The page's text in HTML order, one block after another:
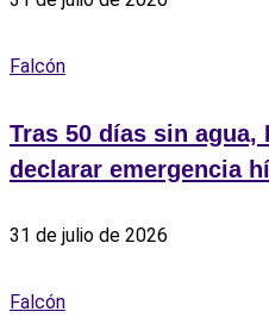
Falcón
Tras 50 días sin
declarar emergencia
31 de julio de 2026
Falcón